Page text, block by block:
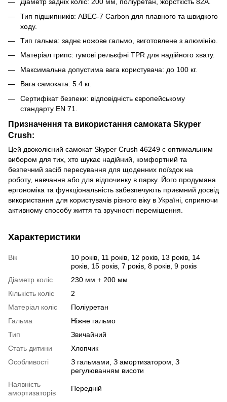
Діаметр задніх коліс: 200 мм, поліуретан, жорсткість 82А.
Тип підшипників: ABEC-7 Carbon для плавного та швидкого
ходу.
Тип гальма: заднє ножове гальмо, виготовлене з алюмінію.
Матеріал грипс: гумові рельєфні TPR для надійного хвату.
Максимальна допустима вага користувача: до 100 кг.
Вага самоката: 5.4 кг.
Сертифікат безпеки: відповідність європейському
стандарту EN 71.
Призначення та використання самоката Skyper
Crush:
Цей двоколісний самокат Skyper Crush 46249 є оптимальним
вибором для тих, хто шукає надійний, комфортний та
безпечний засіб пересування для щоденних поїздок на
роботу, навчання або для відпочинку в парку. Його продумана
ергономіка та функціональність забезпечують приємний досвід
використання для користувачів різного віку в Україні, сприяючи
активному способу життя та зручності переміщення.
Характеристики
Вік
10 років, 11 років, 12 років, 13 років, 14
років, 15 років, 7 років, 8 років, 9 років
Діаметр коліс
230 мм + 200 мм
Кількість коліс
2
Матеріал коліс
Поліуретан
Гальма
Ніжне гальмо
Тип
Звичайний
Стать дитини
Хлопчик
Особливості
З гальмами, З амортизатором, З
регулюванням висоти
Наявність
амортизаторів
Передній